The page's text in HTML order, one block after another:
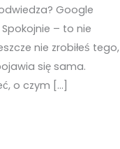
Google
– to nie
nie zrobiłeś tego,
się sama.
o czym […]